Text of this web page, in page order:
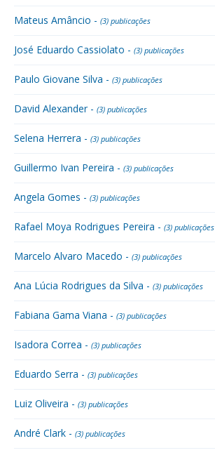
Mateus Amâncio - (3) publicações
José Eduardo Cassiolato - (3) publicações
Paulo Giovane Silva - (3) publicações
David Alexander - (3) publicações
Selena Herrera - (3) publicações
Guillermo Ivan Pereira - (3) publicações
Angela Gomes - (3) publicações
Rafael Moya Rodrigues Pereira - (3) publicações
Marcelo Alvaro Macedo - (3) publicações
Ana Lúcia Rodrigues da Silva - (3) publicações
Fabiana Gama Viana - (3) publicações
Isadora Correa - (3) publicações
Eduardo Serra - (3) publicações
Luiz Oliveira - (3) publicações
André Clark - (3) publicações